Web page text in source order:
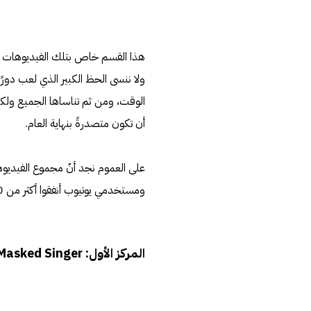
هذا القسم خاص بتلك الفيديوهات
ولا ننسى الحظ الكبير الذي لعب
الوقت، ومن ثم تناساها الجميع
أن تكون متصدرةً بنهاية العام.
ومستخدمي يوتيوب أنفقوا أكثر من 40 مليون ساعة جماعية لمشاهدتها، وتتراوح الفيديوهات بين الاحترافية والمرتجلة.
المركز الأول: Masked Singer